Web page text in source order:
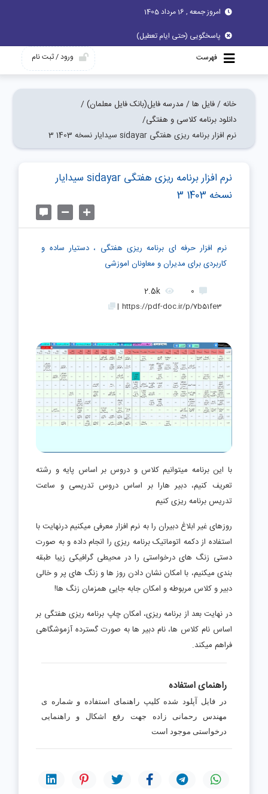
امروز جمعه , 16 مرداد 1405
پاسخگویی (حتی ایام تعطیل)
فهرست
ورود / ثبت نام
خانه / فایل ها / مدرسه فایل(بانک فایل معلمان) /
دانلود برنامه کلاسی و هفتگی/
نرم افزار برنامه ریزی هفتگی sidayar سیدایار نسخه 1403 3
نرم افزار برنامه ریزی هفتگی sidayar سیدایار
نسخه 1403 3
نرم افزار حرفه ای برنامه ریزی هفتگی ، دستیار ساده و
کاربردی برای مدیران و معاونان اموزشی
0
2.5k
https://pdf-doc.ir/p/7b51fe3
|
با این برنامه میتوانیم کلاس و دروس بر اساس پایه و رشته
تعریف کنیم، دبیر هارا بر اساس دروس تدریسی و ساعت
تدریس برنامه ریزی کنیم
روزهای غیر ابلاغ دبیران را به نرم افزار معرفی میکنیم درنهایت با
استفاده از دکمه اتوماتیک برنامه ریزی را انجام داده و به صورت
دستی زنگ های درخواستی را در محیطی گرافیکی زیبا طبقه
بندی میکنیم، با امکان نشان دادن روز ها و زنگ های پر و خالی
دبیر و کلاس مربوطه و امکان جابه جایی همزمان زنگ ها!
در نهایت بعد از برنامه ریزی، امکان چاپ برنامه ریزی هفتگی بر
اساس نام کلاس ها، نام دبیر ها به صورت گسترده آزموشگاهی
فراهم میکند.
راهنمای استفاده
در فایل آپلود شده کلیپ راهنمای استفاده و شماره ی
مهندس رحمانی زاده جهت رفع اشکال و راهنمایی
درخواستی موجود است